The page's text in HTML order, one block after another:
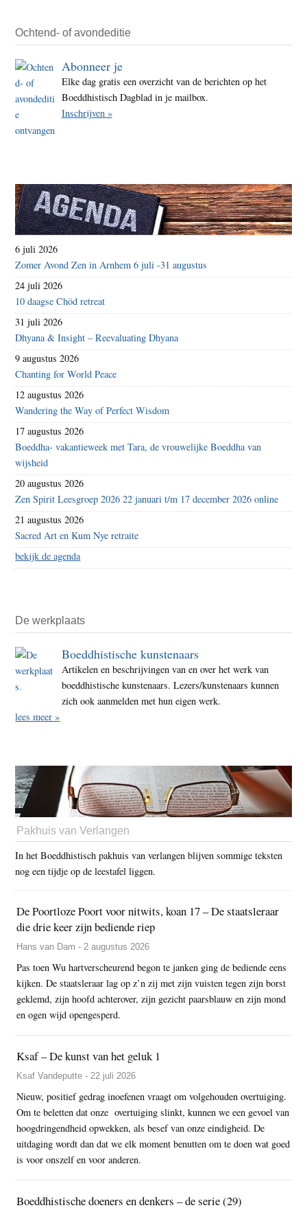
Ochtend- of avondeditie
Abonneer je
Elke dag gratis een overzicht van de berichten op het
Boeddhistisch Dagblad in je mailbox.
Inschrijven »
6 juli 2026
Zomer Avond Zen in Arnhem 6 juli -31 augustus
24 juli 2026
10 daagse Chöd retreat
31 juli 2026
Dhyana & Insight – Reevaluating Dhyana
9 augustus 2026
Chanting for World Peace
12 augustus 2026
Wandering the Way of Perfect Wisdom
17 augustus 2026
Boeddha- vakantieweek met Tara, de vrouwelijke Boeddha van
wijsheid
20 augustus 2026
Zen Spirit Leesgroep 2026 22 januari t/m 17 december 2026 online
21 augustus 2026
Sacred Art en Kum Nye retraite
bekijk de agenda
De werkplaats
Boeddhistische kunstenaars
Artikelen en beschrijvingen van en over het werk van
boeddhistische kunstenaars. Lezers/kunstenaars kunnen
zich ook aanmelden met hun eigen werk.
lees meer »
Pakhuis van Verlangen
In het Boeddhistisch pakhuis van verlangen blijven sommige teksten
nog een tijdje op de leestafel liggen.
De Poortloze Poort voor nitwits, koan 17 – De staatsleraar
die drie keer zijn bediende riep
Hans van Dam - 2 augustus 2026
Pas toen Wu hartverscheurend begon te janken ging de bediende eens
kijken. De staatsleraar lag op z’n zij met zijn vuisten tegen zijn borst
geklemd, zijn hoofd achterover, zijn gezicht paarsblauw en zijn mond
en ogen wijd opengesperd.
Ksaf – De kunst van het geluk 1
Ksaf Vandeputte - 22 juli 2026
Nieuw, positief gedrag inoefenen vraagt om volgehouden overtuiging.
Om te beletten dat onze overtuiging slinkt, kunnen we een gevoel van
hoogdringendheid opwekken, als besef van onze eindigheid. De
uitdaging wordt dan dat we elk moment benutten om te doen wat goed
is voor onszelf en voor anderen.
Boeddhistische doeners en denkers – de serie (29)